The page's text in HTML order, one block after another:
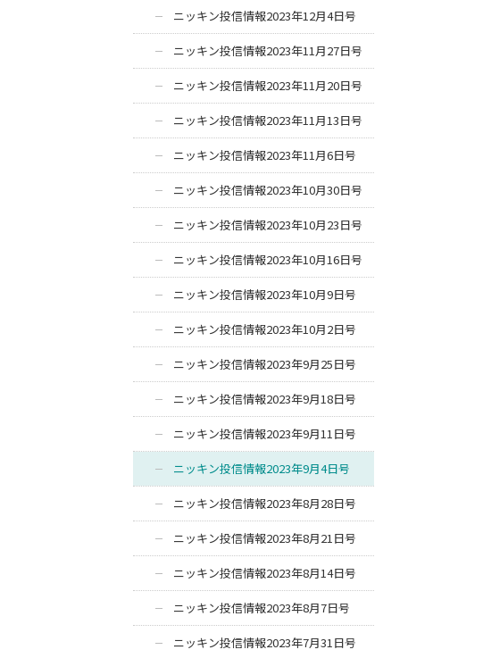
ニッキン投信情報2023年12月4日号
ニッキン投信情報2023年11月27日号
ニッキン投信情報2023年11月20日号
ニッキン投信情報2023年11月13日号
ニッキン投信情報2023年11月6日号
ニッキン投信情報2023年10月30日号
ニッキン投信情報2023年10月23日号
ニッキン投信情報2023年10月16日号
ニッキン投信情報2023年10月9日号
ニッキン投信情報2023年10月2日号
ニッキン投信情報2023年9月25日号
ニッキン投信情報2023年9月18日号
ニッキン投信情報2023年9月11日号
ニッキン投信情報2023年9月4日号
ニッキン投信情報2023年8月28日号
ニッキン投信情報2023年8月21日号
ニッキン投信情報2023年8月14日号
ニッキン投信情報2023年8月7日号
ニッキン投信情報2023年7月31日号